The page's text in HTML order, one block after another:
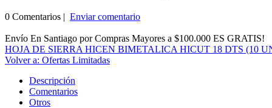
0 Comentarios | Enviar comentario
Envío En Santiago por Compras Mayores a $100.000 ES GRATIS!
HOJA DE SIERRA HICEN BIMETALICA HICUT 18 DTS (10
Volver a: Ofertas Limitadas
Descripción
Comentarios
Otros